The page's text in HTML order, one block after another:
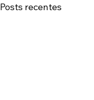
Posts recentes